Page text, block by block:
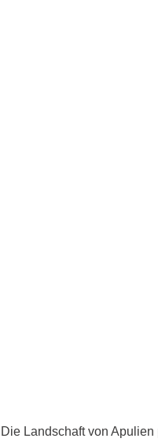
Die Landschaft von